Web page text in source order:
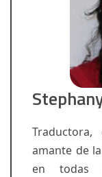
amante de
en todas